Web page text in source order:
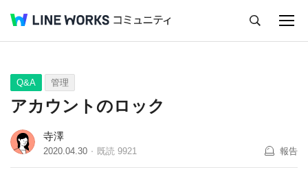
Q&A Tips Ideas
Q&A 管理
アカウントのロック
寺澤
2020.04.30 既読 9921 報告